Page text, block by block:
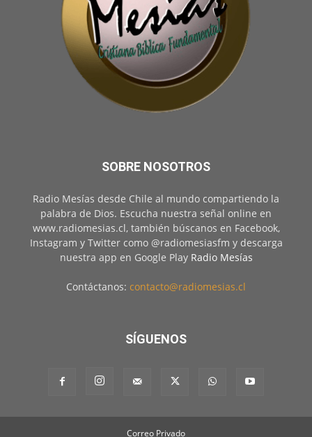
SOBRE NOSOTROS
Radio Mesías desde Chile al mundo compartiendo la
palabra de Dios. Escucha nuestra señal online en
www.radiomesias.cl, también búscanos en Facebook,
Instagram y Twitter como @radiomesiasfm y descarga
nuestra app en Google Play Radio Mesías
Contáctanos: contacto@radiomesias.cl
SÍGUENOS
Correo Privado